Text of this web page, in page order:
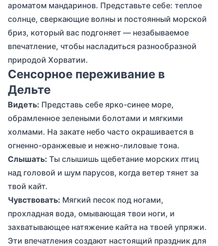
ароматом мандаринов. Представьте себе: теплое
солнце, сверкающие волны и постоянный морской
бриз, который вас подгоняет — незабываемое
впечатление, чтобы насладиться разнообразной
природой Хорватии.
Сенсорное переживание в
Дельте
Видеть: Представь себе ярко-синее море,
обрамленное зелеными болотами и мягкими
холмами. На закате небо часто окрашивается в
огненно-оранжевые и нежно-лиловые тона.
Слышать: Ты слышишь щебетание морских птиц
над головой и шум парусов, когда ветер тянет за
твой кайт.
Чувствовать: Мягкий песок под ногами,
прохладная вода, омывающая твои ноги, и
захватывающее натяжение кайта на твоей упряжи.
Эти впечатления создают настоящий праздник для